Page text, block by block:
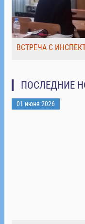
ВСТРЕЧА С
ПОСЛЕДНИЕ
01 июня 2026